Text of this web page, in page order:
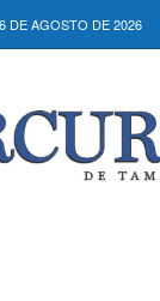
DE AGOSTO DE 2026